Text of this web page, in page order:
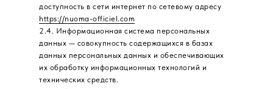
доступность в сети интернет по сетевому адресу
https://nuoma-officiel.com
2.4. Информационная система персональных
данных — совокупность содержащихся в базах
данных персональных данных и обеспечивающих
их обработку информационных технологий и
технических средств.